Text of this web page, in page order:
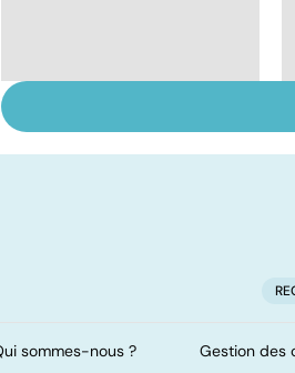
n'arrête pas le
sommes-nous ?
Gestion des